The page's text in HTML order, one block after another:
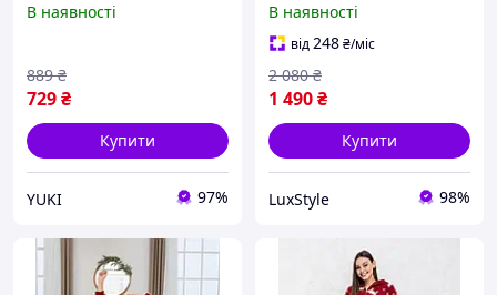
В наявності
729₴
889 ₴
Купити
YUKI 97%
Альпаки червона, kigu
В наявності
від248₴/міс
1 490₴
2 080 ₴
Купити
LuxStyle 98%